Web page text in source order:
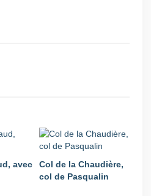
avec
Col de la Chaudière,
col de Pasqualin